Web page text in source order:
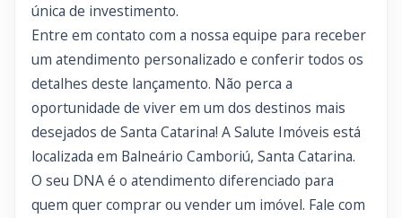
única de investimento.
Entre em contato com a nossa equipe para receber
um atendimento personalizado e conferir todos os
detalhes deste lançamento. Não perca a
oportunidade de viver em um dos destinos mais
desejados de Santa Catarina! A Salute Imóveis está
localizada em Balneário Camboriú, Santa Catarina.
O seu DNA é o atendimento diferenciado para
quem quer comprar ou vender um imóvel. Fale com